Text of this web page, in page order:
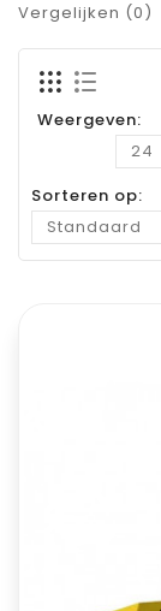
Vergelijken (0)
Weergeven:
Sorteren op: